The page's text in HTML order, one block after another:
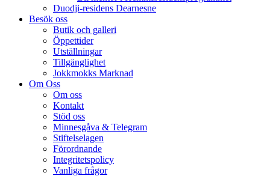
Duodji-residens Dearnesne
Besök oss
Butik och galleri
Öppettider
Utställningar
Tillgänglighet
Jokkmokks Marknad
Om Oss
Om oss
Kontakt
Stöd oss
Minnesgåva & Telegram
Stiftelselagen
Förordnande
Integritetspolicy
Vanliga frågor